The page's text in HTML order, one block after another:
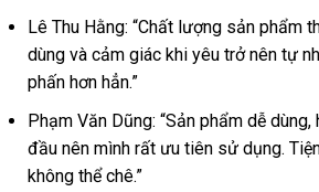
Lê Thu Hằng: “Chất lượng sản phẩm
dùng và cảm giác khi yêu trở nên tự
phấn hơn hẳn.”
Phạm Văn Dũng: “Sản phẩm dễ
đầu nên mình rất ưu tiên sử dụng.
không thể chê.”